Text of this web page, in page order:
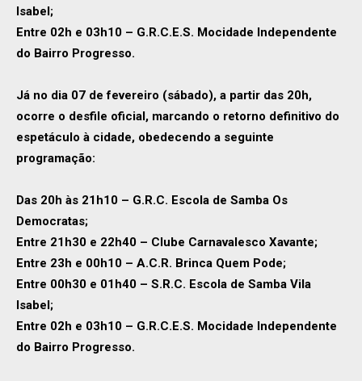
Isabel;
Entre 02h e 03h10 – G.R.C.E.S. Mocidade Independente
do Bairro Progresso.
Já no dia 07 de fevereiro (sábado), a partir das 20h,
ocorre o desfile oficial, marcando o retorno definitivo do
espetáculo à cidade, obedecendo a seguinte
programação:
Das 20h às 21h10 – G.R.C. Escola de Samba Os
Democratas;
Entre 21h30 e 22h40 – Clube Carnavalesco Xavante;
Entre 23h e 00h10 – A.C.R. Brinca Quem Pode;
Entre 00h30 e 01h40 – S.R.C. Escola de Samba Vila
Isabel;
Entre 02h e 03h10 – G.R.C.E.S. Mocidade Independente
do Bairro Progresso.